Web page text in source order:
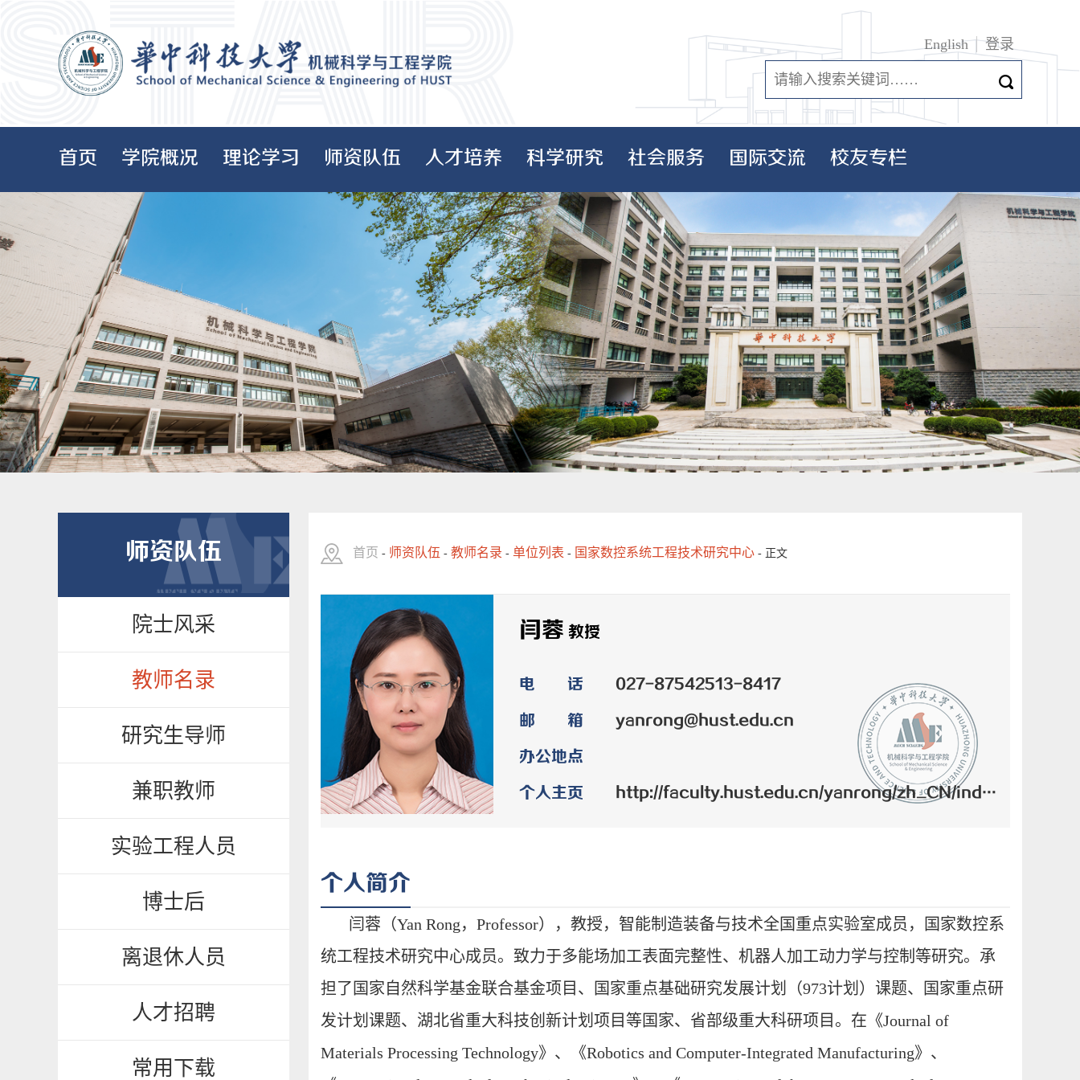
English 登录
首页 学院概况 理论学习 师资队伍 人才培养 科学研究 社会服务 国际交流 校友专栏
师资队伍
院士风采
教师名录
研究生导师
兼职教师
实验工程人员
博士后
离退休人员
人才招聘
常用下载
首页 - 师资队伍 - 教师名录 - 单位列表 - 国家数控系统工程技术研究中心 - 正文
闫蓉 教授
电 话 027-87542513-8417
邮 箱 yanrong@hust.edu.cn
办公地点
个人主页
http://faculty.hust.edu.cn/yanrong/zh_CN/index.htm
个人简介